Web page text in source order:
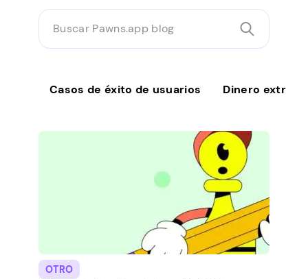
Buscar
Pawns.app
blog
Casos de éxito de usuarios Dinero extra
OTRO